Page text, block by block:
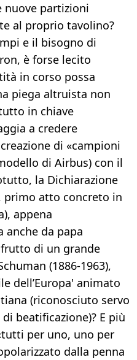
nuove partizioni
al proprio tavolino?
e il bisogno di
è forse lecito
in corso possa
piega altruista non
in chiave
a credere
di «campioni
di Airbus) con il
la Dichiarazione
primo atto concreto in
appena
anche da papa
di un grande
(1886-1963),
dell’Europa' animato
(riconosciuto servo
beatificazione)? E più
per uno, uno per
dalla penna